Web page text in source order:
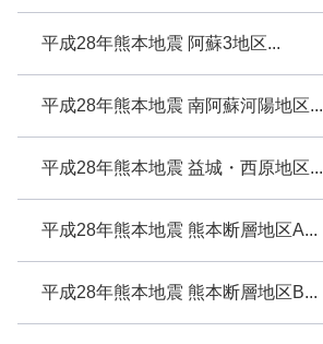
平成28年熊本地震 阿蘇3地区...
平成28年熊本地震 南阿蘇河陽地区...
平成28年熊本地震 益城・西原地区...
平成28年熊本地震 熊本断層地区A...
平成28年熊本地震 熊本断層地区B...